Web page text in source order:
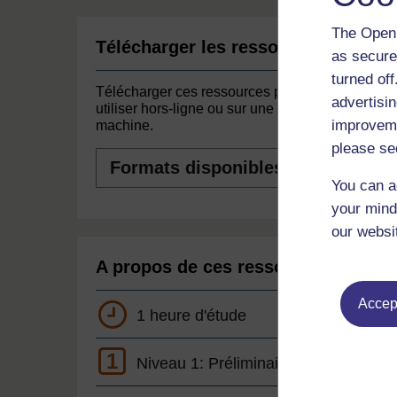
The
as
turned
please
You can
your
our
Télécharger les ressources
Télécharger ces ressources pour les
utiliser hors-ligne ou sur une autre
machine.
disponibles
A propos de ces ressources
1 heure d'étude
1 Niveau 1: Préliminaire